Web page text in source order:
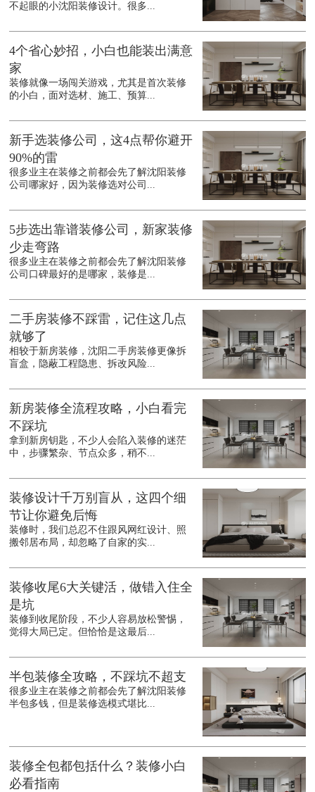
不起眼的小沈阳装修设计。很多...
4个省心妙招，小白也能装出满意
家
装修就像一场闯关游戏，尤其是首次装修
的小白，面对选材、施工、预算...
新手选装修公司，这4点帮你避开
90%的雷
很多业主在装修之前都会先了解沈阳装修
公司哪家好，因为装修选对公司...
5步选出靠谱装修公司，新家装修
少走弯路
很多业主在装修之前都会先了解沈阳装修
公司口碑最好的是哪家，装修是...
二手房装修不踩雷，记住这几点
就够了
相较于新房装修，沈阳二手房装修更像拆
盲盒，隐蔽工程隐患、拆改风险...
新房装修全流程攻略，小白看完
不踩坑
拿到新房钥匙，不少人会陷入装修的迷茫
中，步骤繁杂、节点众多，稍不...
装修设计千万别盲从，这四个细
节让你避免后悔
装修时，我们总忍不住跟风网红设计、照
搬邻居布局，却忽略了自家的实...
装修收尾6大关键活，做错入住全
是坑
装修到收尾阶段，不少人容易放松警惕，
觉得大局已定。但恰恰是这最后...
半包装修全攻略，不踩坑不超支
很多业主在装修之前都会先了解沈阳装修
半包多钱，但是装修选模式堪比...
装修全包都包括什么？装修小白
必看指南